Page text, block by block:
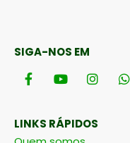
SIGA-NOS EM
LINKS RÁPIDOS